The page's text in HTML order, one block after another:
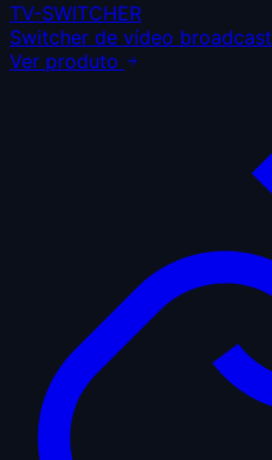
TV-SWITCHER
Switcher de vídeo broadcast
Ver produto